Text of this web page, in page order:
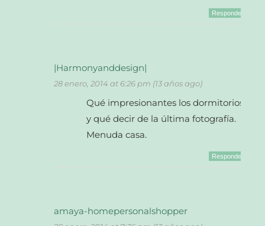
Responder
|Harmonyanddesign|
28 enero, 2014 at 6:26 pm (13 años ago)
Qué impresionantes los dormitorios
y qué decir de la última fotografía.
Menuda casa.
Responder
amaya-homepersonalshopper